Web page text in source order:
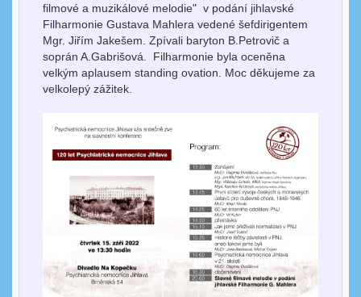
filmové a muzikálové melodie" v podání jihlavské
Filharmonie Gustava Mahlera vedené šefdirigentem
Mgr. Jiřím Jakešem. Zpívali baryton B.Petrovič a
soprán A.Gabrišová. Filharmonie byla oceněna
velkým aplausem standing ovation. Moc děkujeme za
velkolepý zážitek.